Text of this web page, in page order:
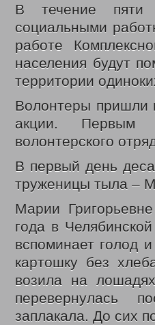
ВЫДАЧА УДОСТОВЕРЕНИЙ
ВЫПЛАТЫ СЕМЬЯМ
КООРДИНАЦИОННЫЙ ОТДЕЛ
ОТДЕЛ СОЦИАЛЬНО-
АДРЕСНАЯ СОЦИАЛЬНАЯ
СУБСИДИИ НА ОПЛАТУ
ПРОЕЗД ОТДЕЛЬНЫМИ ВИДАМИ
ВОЗМЕЩЕНИЕ РАСХОДОВ НА
ЗАКОНОДАТЕЛЬНЫЕ АКТЫ
РЕГИОНАЛЬНЫЕ
ПРИКАЗЫ
МЕРЫ СОЦИАЛЬНОЙ ПОДДЕРЖКИ
ДОСТУПНАЯ СРЕДА ДАТЧИКИ
ВИДЕО
С ДНЕМ
ФОНД ПОДДЕРЖКИ
В ЦЕНТРЕ
КОНТАКТЫ
В течение
социальными
работе
населения будут
территории
Волонтеры пришли
акции. Первым
волонтерского
В первый день
труженицы тыла –
Марии
года в
вспоминает голод
картошку без
возила на
перевернулась
заплакала. До сих